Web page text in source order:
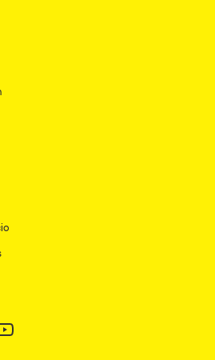
instagram
en twitter
en linkedin
en youtube